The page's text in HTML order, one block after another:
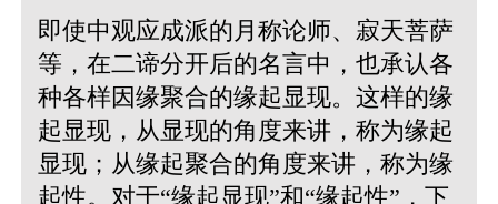
即使中观应成派的月称论师、寂天菩萨
等，在二谛分开后的名言中，也承认各
种各样因缘聚合的缘起显现。这样的缘
起显现，从显现的角度来讲，称为缘起
显现；从缘起聚合的角度来讲，称为缘
起性。对于“缘起显现”和“缘起性”，下